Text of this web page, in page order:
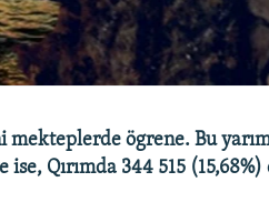
mekteplerde ögrene. Bu
ise, Qırımda 344 515